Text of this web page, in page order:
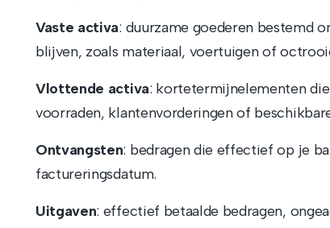
Vaste activa: duurzame goederen bestemd
blijven, zoals materiaal, voertuigen of
Vlottende activa: kortetermijnelementen
voorraden, klantenvorderingen of
Ontvangsten: bedragen die effectief op je
factureringsdatum.
Uitgaven: effectief betaalde bedragen,